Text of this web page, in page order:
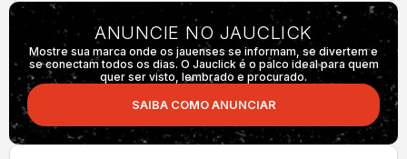
ANUNCIE NO JAUCLICK
Mostre sua marca onde os jauenses se informam, se divertem e
se conectam todos os dias. O Jauclick é o palco ideal para quem
quer ser visto, lembrado e procurado.
SAIBA COMO ANUNCIAR